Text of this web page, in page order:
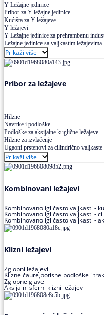
Y Ležajne jedinice
Pribor za Y ležajne jedinice
Kućišta za Y ležajeve
Y ležajevi
Y Ležajne jedinice za prehrambenu
Ležajne jedinice sa valjkastim ležajevima
Prikaži više
Pribor za ležajeve
Hilzne
Navrtke i podloške
Podloške za aksijalne kuglične ležajeve
Hilzne za izvlačenje
Ugaoni prstenovi za cilindrično valjkaste
Prikaži više
Kombinovani ležajevi
Kombinovano igličasto valjkasti -
Kombinovano igličasto valjkasti -
Kombinovano igličasto valjkasti -
Klizni ležajevi
Zglobni ležajevi
Klizne čaure,potisne podloške i
Zglobne glave
Aksijalni sferni klizni ležajevi